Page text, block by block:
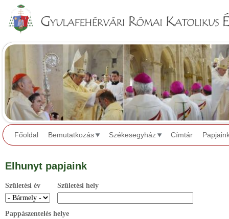
Főoldal Bemutatkozás Székesegyház Címtár
Elhunyt papjaink
Születési év Születési hely
Pappászentelés helye